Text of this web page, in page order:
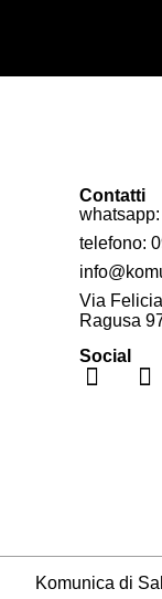
Contatti
telefono:
Via
Ragusa
Social
Komunica di